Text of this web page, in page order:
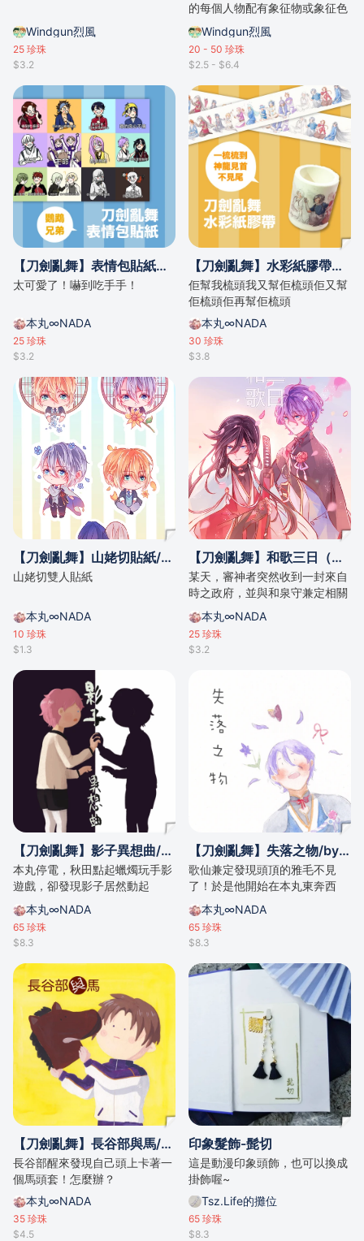
Windgun烈風
25 珍珠
$3.2
的每個人物配有象征物或象征色
等配件。
Windgun烈風
20 - 50 珍珠
$2.5 - $6.4
【刀劍亂舞】表情包貼紙「鸚鵡兄弟表情包」/by .da
太可愛了！嚇到吃手手！
本丸∞NADA
25 珍珠
$3.2
【刀劍亂舞】水彩紙膠帶「一梳梳到神龍見首不見尾」/by .da
佢幫我梳頭我又幫佢梳頭佢又幫
佢梳頭佢再幫佢梳頭
本丸∞NADA
30 珍珠
$3.8
【刀劍亂舞】山姥切貼紙/by 奈つき
山姥切雙人貼紙
本丸∞NADA
10 珍珠
$1.3
【刀劍亂舞】和歌三日（雙兼定）/by奈つき
某天，審神者突然收到一封來自
時之政府，並與和泉守兼定相關
的信件，信中的內容到底是…？
本丸∞NADA
25 珍珠
$3.2
【刀劍亂舞】影子異想曲/by .da
本丸停電，秋田點起蠟燭玩手影
遊戲，卻發現影子居然動起
來⋯⋯？
本丸∞NADA
65 珍珠
$8.3
【刀劍亂舞】失落之物/by .da
歌仙兼定發現頭頂的雅毛不見
了！於是他開始在本丸東奔西
跑，尋找他的失落之物⋯⋯
本丸∞NADA
65 珍珠
$8.3
【刀劍亂舞】長谷部與馬/by .da
長谷部醒來發現自己頭上卡著一
個馬頭套！怎麼辦？
本丸∞NADA
35 珍珠
$4.5
印象髮飾-髭切
這是動漫印象頭飾，也可以換成
掛飾喔~
Tsz.Life的攤位
65 珍珠
$8.3